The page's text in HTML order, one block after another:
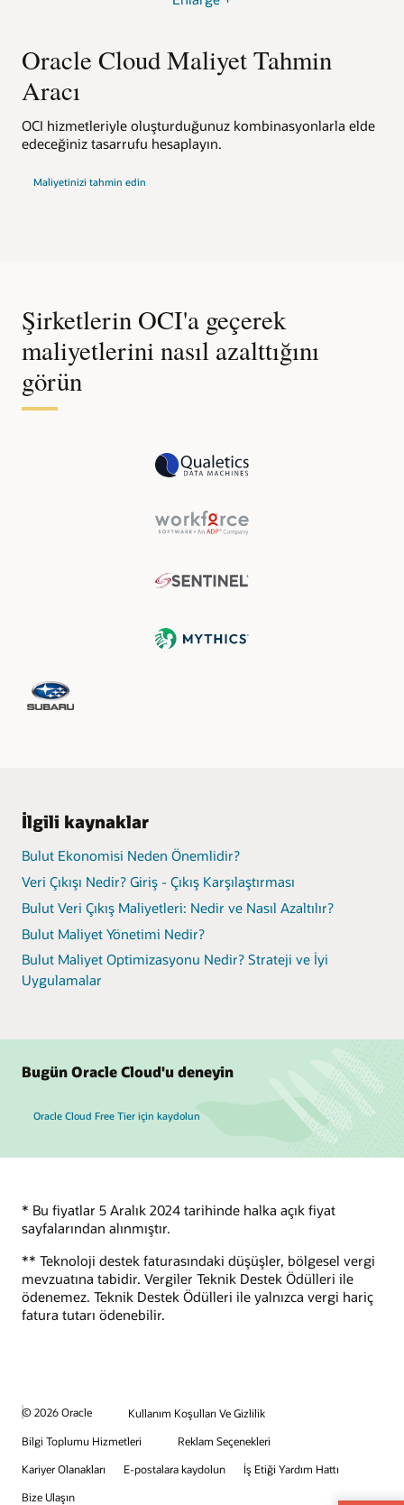
Oracle Cloud Maliyet Tahmin
Aracı
OCI hizmetleriyle oluşturduğunuz kombinasyonlarla elde
edeceğiniz tasarrufu hesaplayın.
Maliyetinizi tahmin edin
Şirketlerin OCI'a geçerek
maliyetlerini nasıl azalttığını
görün
İlgili kaynaklar
Bulut Ekonomisi Neden Önemlidir?
Veri Çıkışı Nedir? Giriş - Çıkış Karşılaştırması
Bulut Veri Çıkış Maliyetleri: Nedir ve Nasıl Azaltılır?
Bulut Maliyet Yönetimi Nedir?
Bulut Maliyet Optimizasyonu Nedir? Strateji ve İyi
Uygulamalar
Bugün Oracle Cloud'u deneyin
Oracle Cloud Free Tier için kaydolun
* Bu fiyatlar 5 Aralık 2024 tarihinde halka açık fiyat
sayfalarından alınmıştır.
** Teknoloji destek faturasındaki düşüşler, bölgesel vergi
mevzuatına tabidir. Vergiler Teknik Destek Ödülleri ile
ödenemez. Teknik Destek Ödülleri ile yalnızca vergi hariç
fatura tutarı ödenebilir.
© 2026 Oracle
Kullanım Koşulları Ve Gizlilik
Bilgi Toplumu Hizmetleri
Reklam Seçenekleri
Kariyer Olanakları
E-postalara kaydolun
İş Etiği Yardım Hattı
Bize Ulaşın